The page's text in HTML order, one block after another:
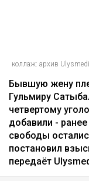
коллаж: архив
Бывшую жену
Гульмиру
четвертому
добавили -
свободы
постановил
передаёт